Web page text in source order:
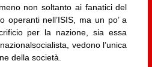
non soltanto ai fanatici del
operanti nell’ISIS, ma un po’ a
per la nazione, sia essa
vedono l’unica
della società.